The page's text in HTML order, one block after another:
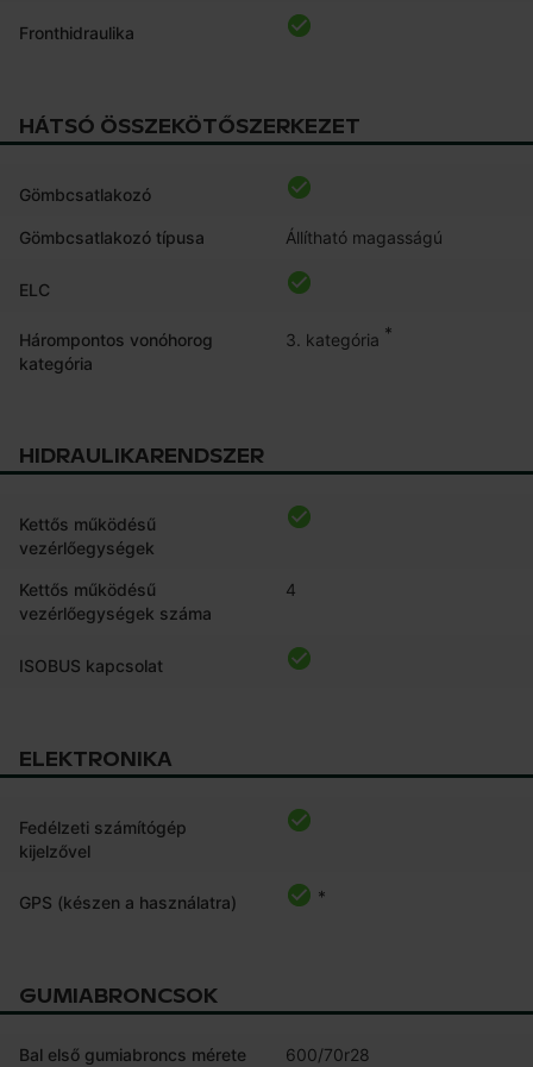
Fronthidraulika
HÁTSÓ ÖSSZEKÖTŐSZERKEZET
Gömbcsatlakozó
Gömbcsatlakozó típusa Állítható magasságú
ELC
Hárompontos vonóhorog
kategória
3. kategória *
HIDRAULIKARENDSZER
Kettős működésű
vezérlőegységek
Kettős működésű
vezérlőegységek száma
4
ISOBUS kapcsolat
ELEKTRONIKA
Fedélzeti számítógép
kijelzővel
GPS (készen a használatra) *
GUMIABRONCSOK
Bal első gumiabroncs mérete 600/70r28